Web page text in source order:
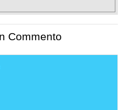
Commento